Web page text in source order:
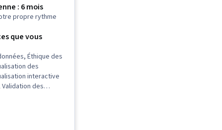
: 6 mois
propre rythme
que vous
Éthique des
des
interactive
des